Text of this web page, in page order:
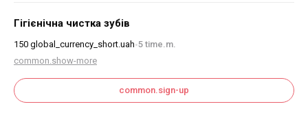
Гігієнічна чистка зубів
150 global_currency_short.uah•5 time.m.
common.show-more
common.sign-up